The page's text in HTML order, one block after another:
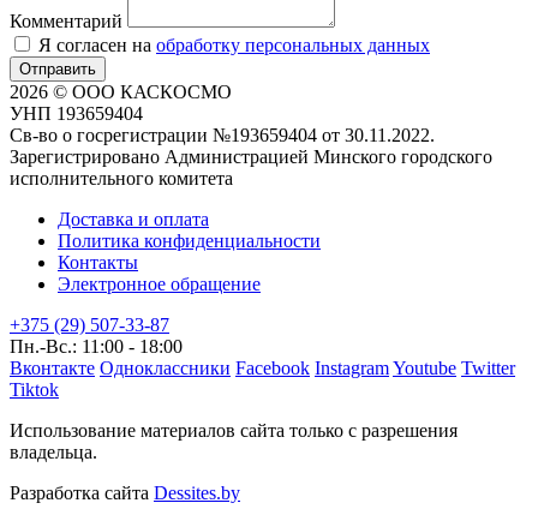
Комментарий
Я согласен на обработку персональных данных
Отправить
2026 © ООО КАСКОСМО
УНП 193659404
Св-во о госрегистрации №193659404 от 30.11.2022.
Зарегистрировано Администрацией Минского городского
исполнительного комитета
Доставка и оплата
Политика конфиденциальности
Контакты
Электронное обращение
+375 (29) 507-33-87
Пн.-Вс.: 11:00 - 18:00
Вконтакте Одноклассники Facebook InstagramYoutube Twitter
Tiktok
Использование материалов сайта только с разрешения
владельца.
Разработка сайта Dessites.by